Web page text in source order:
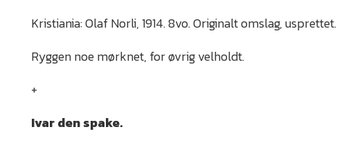
Kristiania: Olaf Norli, 1914. 8vo. Originalt omslag, usprettet.
Ryggen noe mørknet, for øvrig velholdt.
+
Ivar den spake.